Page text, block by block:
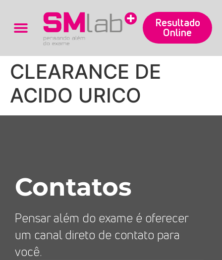
Resultado
Online
CLEARANCE DE
ACIDO URICO
Contatos
Pensar além do exame é oferecer
um canal direto de contato para
você.